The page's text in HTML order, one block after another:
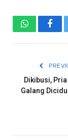
WhatsApp
Dikibusi,
Galang